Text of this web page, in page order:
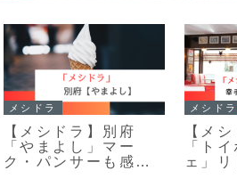
メシドラ
【メシドラ】別府
「やまよし」マー
ク・パンサーも感激
メシドラ
【メ
「ト
ェ」